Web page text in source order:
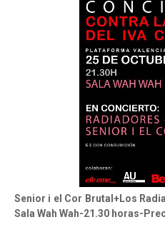
Senior i el Cor Brutal+Los
Sala Wah Wah-21.30 horas-